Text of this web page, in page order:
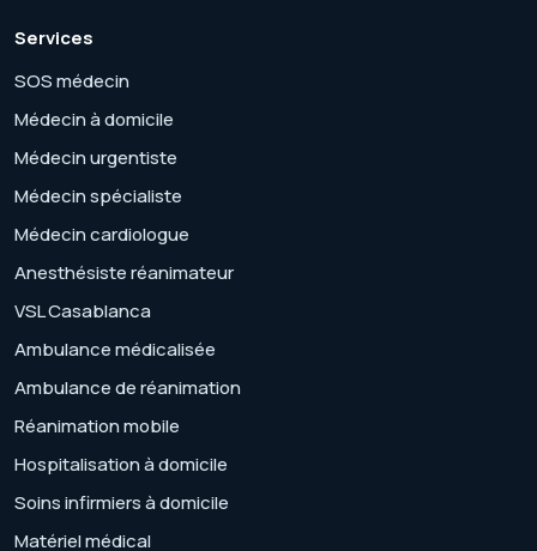
Services
SOS médecin
Médecin à domicile
Médecin urgentiste
Médecin spécialiste
Médecin cardiologue
Anesthésiste réanimateur
VSL Casablanca
Ambulance médicalisée
Ambulance de réanimation
Réanimation mobile
Hospitalisation à domicile
Soins infirmiers à domicile
Matériel médical